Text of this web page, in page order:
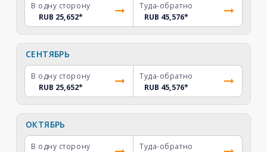
В одну сторону
RUB 25,652*
Туда-обратно
RUB 45,576*
СЕНТЯБРЬ
В одну сторону
RUB 25,652*
Туда-обратно
RUB 45,576*
ОКТЯБРЬ
В одну сторону
Туда-обратно